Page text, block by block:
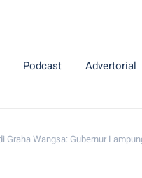
Podcast Advertorial
Graha Wangsa: Gubernur